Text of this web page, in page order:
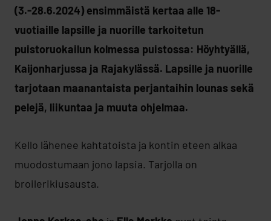
(3.-28.6.2024) ensimmäistä kertaa alle 18-
vuotiaille lapsille ja nuorille tarkoitetun
puistoruokailun kolmessa puistossa: Höyhtyällä,
Kaijonharjussa ja Rajakylässä. Lapsille ja nuorille
tarjotaan maanantaista perjantaihin lounas sekä
pelejä, liikuntaa ja muuta ohjelmaa.
Kello lähenee kahtatoista ja kontin eteen alkaa
muodostumaan jono lapsia. Tarjolla on
broilerikiusausta.